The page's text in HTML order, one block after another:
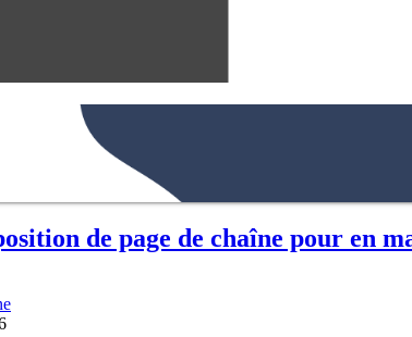
de page de chaîne pour en